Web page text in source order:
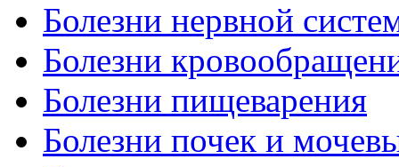
Болезни нервной
Болезни
Болезни пищеварения
Болезни почек и